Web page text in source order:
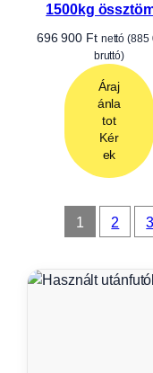
1500kg
696 900 Ft nettó (885
bruttó)
Áraj
ánla
tot
Kér
ek
1 2 3